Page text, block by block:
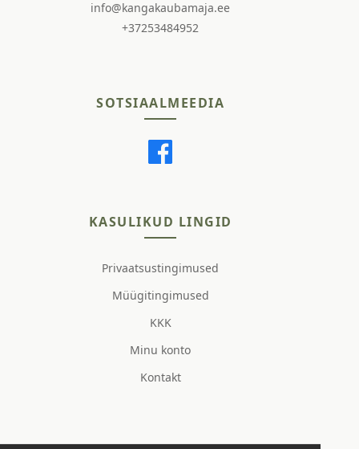
info@kangakaubamaja.ee
+37253484952
SOTSIAALMEEDIA
KASULIKUD LINGID
Privaatsustingimused
Müügitingimused
KKK
Minu konto
Kontakt